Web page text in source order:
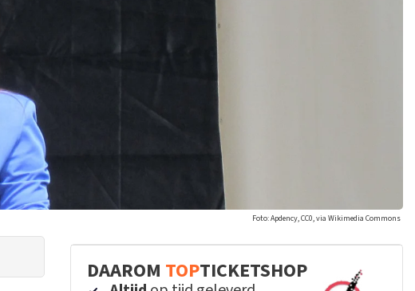
Foto: Apdency, CC0, via Wikimedia Commons
DAAROM TOPTICKETSHOP